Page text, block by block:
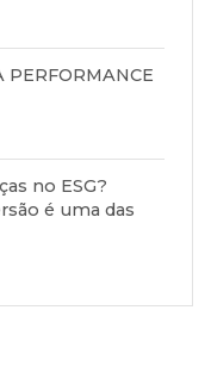
PERFORMANCE
no ESG?
é uma das